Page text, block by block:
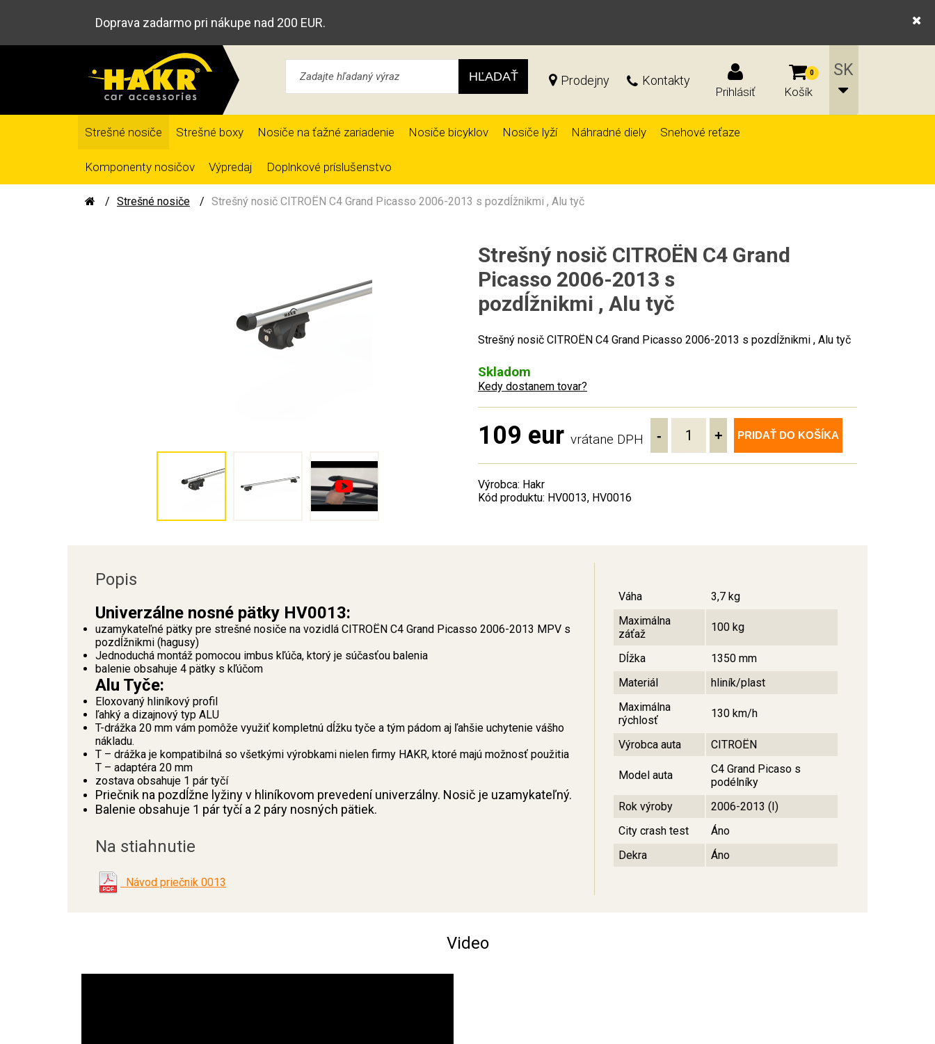
Doprava zadarmo pri nákupe nad 200 EUR.
HĽADAŤ Prodejny Kontakty
Prihlásiť
0
Košík
Strešné nosiče Strešné boxy Nosiče na ťažné zariadenie Nosiče bicyklov Nosiče lyží Náhradné diely Snehové reťaze
Komponenty nosičov Výpredaj Doplnkové príslušenstvo
Strešné nosiče Strešný nosič CITROËN C4 Grand Picasso 2006-2013 s pozdĺžnikmi , Alu tyč
Strešný nosič CITROËN C4 Grand
Picasso 2006-2013 s
pozdĺžnikmi , Alu tyč
Strešný nosič CITROËN C4 Grand Picasso 2006-2013 s pozdĺžnikmi , Alu tyč
Skladom
Kedy dostanem tovar?
109 eur vrátane DPH - + PRIDAŤ DO KOŠÍKA
Výrobca: Hakr
Kód produktu: HV0013, HV0016
Popis
Univerzálne nosné pätky HV0013:
uzamykateľné pätky pre strešné nosiče na vozidlá CITROËN C4 Grand Picasso 2006-2013 MPV s
pozdĺžnikmi (hagusy)
Jednoduchá montáž pomocou imbus kľúča, ktorý je súčasťou balenia
balenie obsahuje 4 pätky s kľúčom
Alu Tyče:
Eloxovaný hliníkový profil
ľahký a dizajnový typ ALU
T-drážka 20 mm vám pomôže využiť kompletnú dĺžku tyče a tým pádom aj ľahšie uchytenie vášho
nákladu.
T – drážka je kompatibilná so všetkými výrobkami nielen firmy HAKR, ktoré majú možnosť použitia
T – adaptéra 20 mm
zostava obsahuje 1 pár tyčí
Priečnik na pozdĺžne lyžiny v hliníkovom prevedení univerzálny. Nosič je uzamykateľný.
Balenie obsahuje 1 pár tyčí a 2 páry nosných pätiek.
Na stiahnutie
Návod priečnik 0013
Váha
3,7 kg
Maximálna
záťaž
100 kg
Dĺžka
1350 mm
Materiál
hliník/plast
Maximálna
rýchlosť
130 km/h
Výrobca auta CITROËN
Model auta
C4 Grand Picaso s
podélníky
Rok výroby
2006-2013 (I)
City crash test
Áno
Dekra
Áno
Video